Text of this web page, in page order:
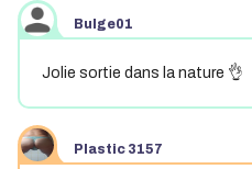
Bulge01
Jolie sortie dans la nature 👌
Plastic 3157